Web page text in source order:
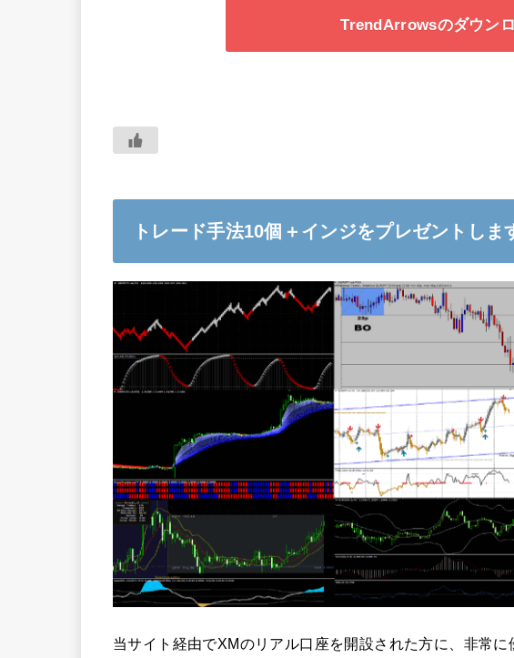
TrendArrowsのダウン
トレード手法10個＋インジをプレゼントしま
当サイト経由でXMのリアル口座を開設された方に、非常